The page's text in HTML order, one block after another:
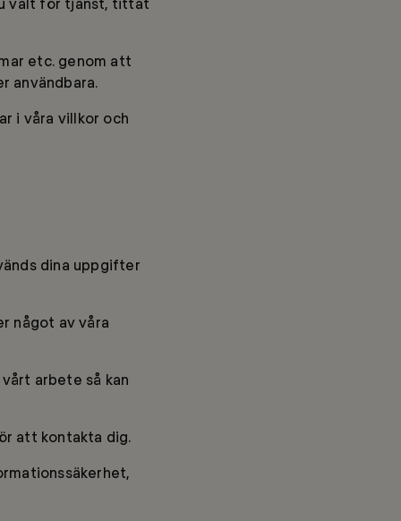
etc. genom att
användbara.
i våra villkor och
dina uppgifter
något av våra
arbete så kan
att kontakta dig.